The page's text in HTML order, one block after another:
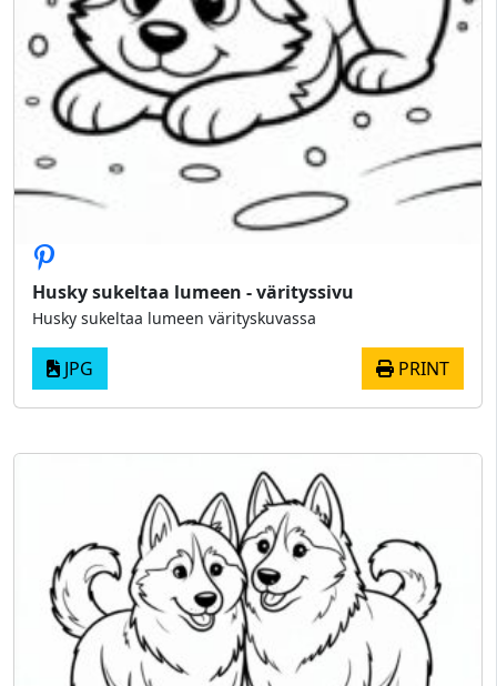
Husky sukeltaa lumeen - värityssivu
Husky sukeltaa lumeen värityskuvassa
JPG PRINT